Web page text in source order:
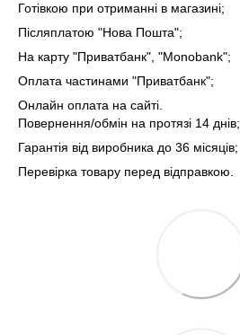
Готівкою при отриманні в магазині;
Післяплатою "Нова Пошта";
На карту "Приватбанк", "Monobank";
Оплата частинами "Приватбанк";
Онлайн оплата на сайті.
Повернення/обмін на протязі 14 днів;
Гарантія від виробника до 36 місяців;
Перевірка товару перед відправкою.